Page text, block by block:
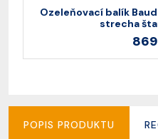
Ozeleňovací balík
strecha
POPIS PRODUKTU